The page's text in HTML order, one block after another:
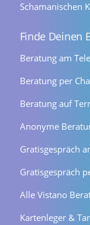
Schamanischen
Finde Deinen
Beratung am
Beratung per
Beratung auf
Anonyme
Gratisgespräch
Gratisgespräch
Alle Vistano
Kartenleger &